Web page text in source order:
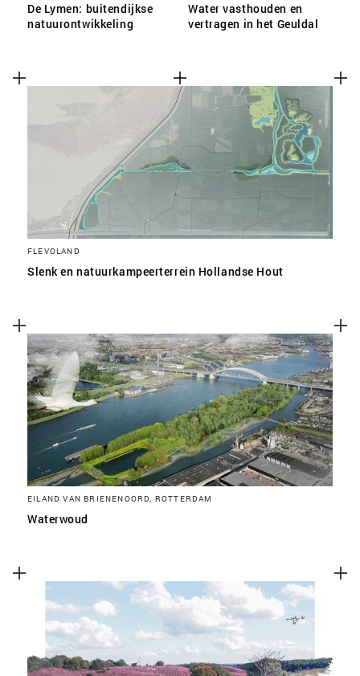
De Lymen: buitendijkse
natuurontwikkeling
Water vasthouden en
vertragen in het Geuldal
FLEVOLAND
Slenk en natuurkampeerterrein Hollandse Hout
EILAND VAN BRIENENOORD, ROTTERDAM
Waterwoud